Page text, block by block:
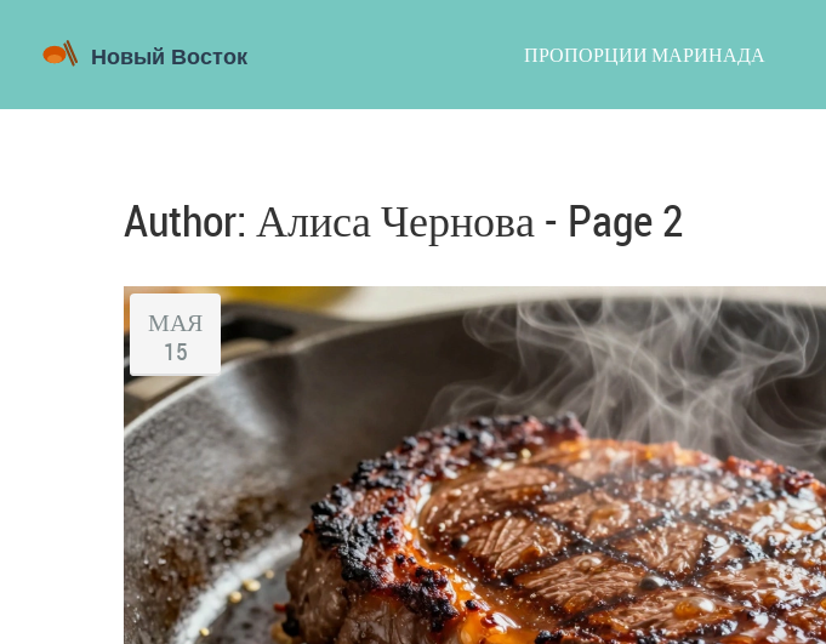
ПРОПОРЦИИ МАРИНАДА
Author: Алиса Чернова - Page 2
МАЯ
15